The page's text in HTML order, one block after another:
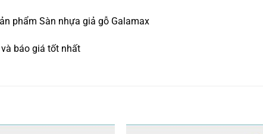
phẩm Sàn nhựa giả gỗ Galamax
báo giá tốt nhất